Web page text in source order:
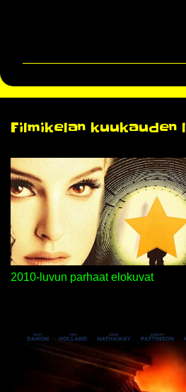
e
i
t
Filmikelan kuukauden
2010-luvun parhaat elokuvat